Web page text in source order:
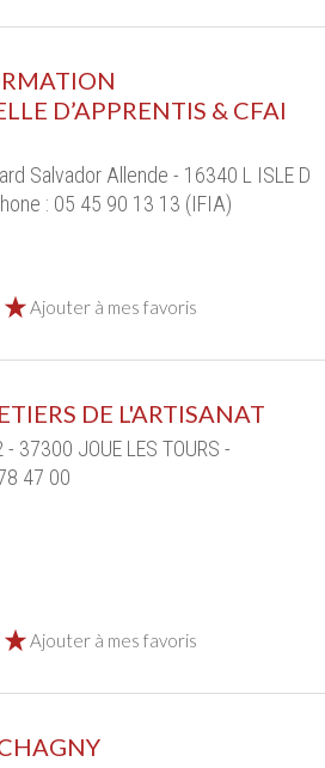
D’APPRENTIS & CFAI
Salvador Allende - 16340 L ISLE D
: 05 45 90 13 13 (IFIA)
Ajouter à mes favoris
DE L'ARTISANAT
37300 JOUE LES TOURS -
47 00
Ajouter à mes favoris